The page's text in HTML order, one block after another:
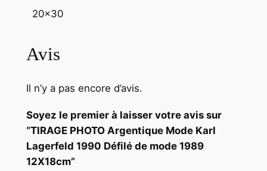
l
d
e
m
o
20×30
Avis
Il n’y a pas encore d’avis.
Soyez le premier à laisser votre avis sur
“TIRAGE PHOTO Argentique Mode Karl
Lagerfeld 1990 Défilé de mode 1989
12X18cm”